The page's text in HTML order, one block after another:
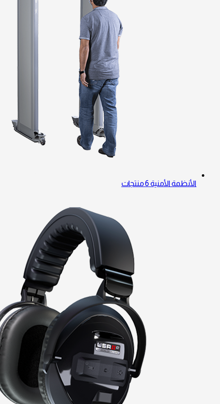
الأنظمة الأمنية 6 منتجات